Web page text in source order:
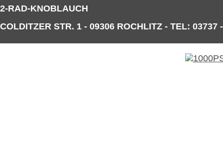
2-RAD-KNOBLAUCH
COLDITZER STR. 1 - 09306 ROCHLITZ - TEL: 03737